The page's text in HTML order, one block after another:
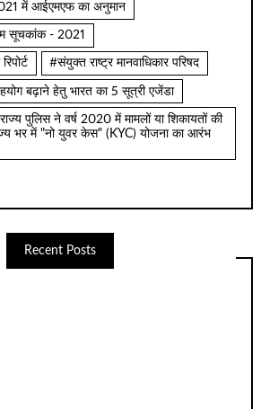
में आईएमएफ का अनुमान
सूचकांक - 2021
#संयुक्त राष्ट्र मानवाधिकार परिषद
बढ़ाने हेतु भारत का 5 सूत्री एजेंडा
पुलिस ने वर्ष 2020 में मामलों या शिकायतों की
भर में "नो युवर केस" (KYC) योजना का आरंभ
Recent Posts